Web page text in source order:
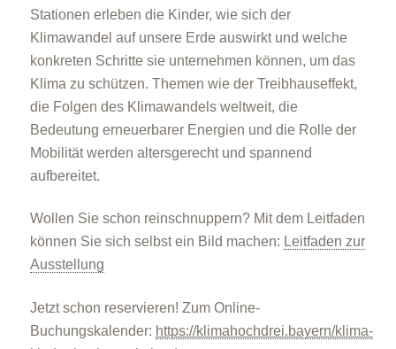
Stationen erleben die Kinder, wie sich der
Klimawandel auf unsere Erde auswirkt und welche
konkreten Schritte sie unternehmen können, um das
Klima zu schützen. Themen wie der Treibhauseffekt,
die Folgen des Klimawandels weltweit, die
Bedeutung erneuerbarer Energien und die Rolle der
Mobilität werden altersgerecht und spannend
aufbereitet.
Wollen Sie schon reinschnuppern? Mit dem Leitfaden
können Sie sich selbst ein Bild machen: Leitfaden zur
Ausstellung
Jetzt schon reservieren! Zum Online-
Buchungskalender: https://klimahochdrei.bayern/klima-